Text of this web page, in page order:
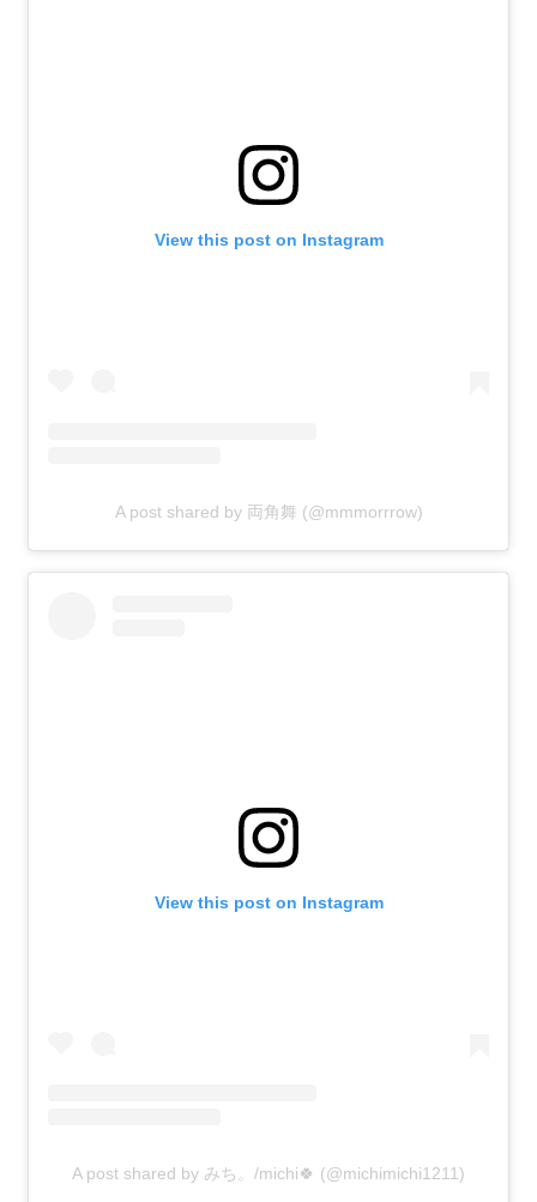
View this post on Instagram
A post shared by 両角舞 (@mmmorrrow)
View this post on Instagram
A post shared by みち。/michi🍀 (@michimichi1211)